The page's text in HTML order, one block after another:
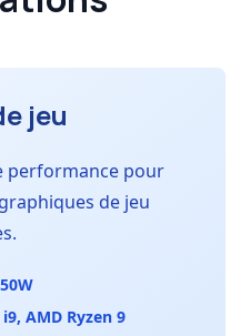
jeu
performance pour
de jeu
AMD Ryzen 9